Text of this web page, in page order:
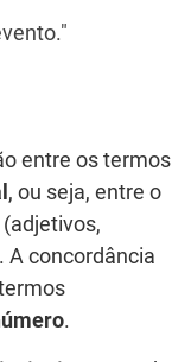
entre os termos
, ou seja, entre o
(adjetivos,
A concordância
.